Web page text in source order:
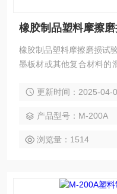
橡胶制品塑料摩擦
橡胶制品塑料摩擦磨损试
墨板材或其他复合材料的
更新时间：2025-04-
产品型号：M-200A
浏览量：1514